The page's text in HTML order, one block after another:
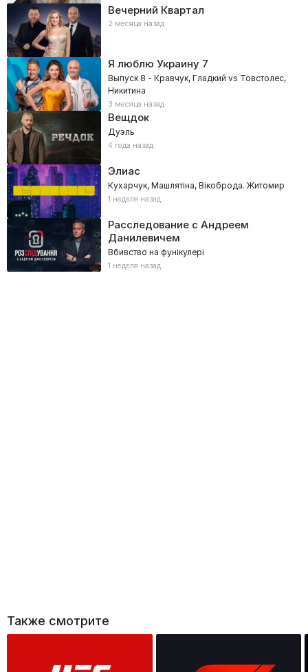
Вечерний Квартал
2 месяца назад
Я люблю Украину7
Выпуск 8 - Кравчук, Гладкий vs Товстолес,
Никитина
3 месяца назад
Вещдок
Дуэль
4 года назад
Элиас
Кухарчук, Машлятіна, Вікоброда. Житомир
1 неделя назад
Расследование с Андреем
Данилевичем
Вбивство на фунікулері
1 неделя назад
Также смотрите